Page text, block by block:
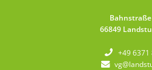
66849
+49 6371